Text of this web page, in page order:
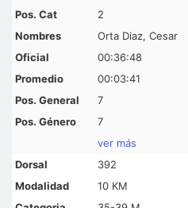
2
Orta Diaz, Cesar
00:36:48
00:03:41
7
7
ver más
392
10 KM